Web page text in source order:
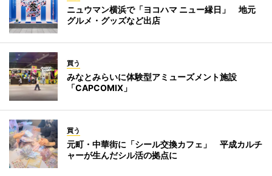
ニュウマン横浜で「ヨコハマ ニュー縁日」 地元
グルメ・グッズなど出店
買う
みなとみらいに体験型アミューズメント施設
「CAPCOMIX」
買う
元町・中華街に「シール交換カフェ」 平成カルチ
ャーが生んだシル活の拠点に